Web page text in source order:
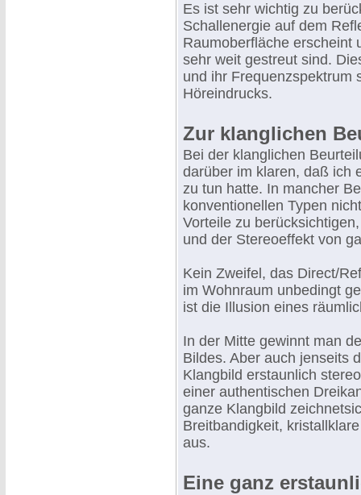
Es ist sehr wichtig zu
Schallenergie auf dem
Raumoberfläche erscheint
sehr weit gestreut sind.
und ihr Frequenzspektrum
Höreindrucks.
Zur klanglichen
Bei der klanglichen
darüber im klaren, daß ich
zu tun hatte. In mancher
konventionellen Typen
Vorteile zu
und der Stereoeffekt von
Kein Zweifel, das Direct/
im Wohnraum unbedingt
ist die Illusion eines
In der Mitte gewinnt man
Bildes. Aber auch jenseits
Klangbild erstaunlich
einer authentischen
ganze Klangbild
Breitbandigkeit,
aus.
Eine ganz